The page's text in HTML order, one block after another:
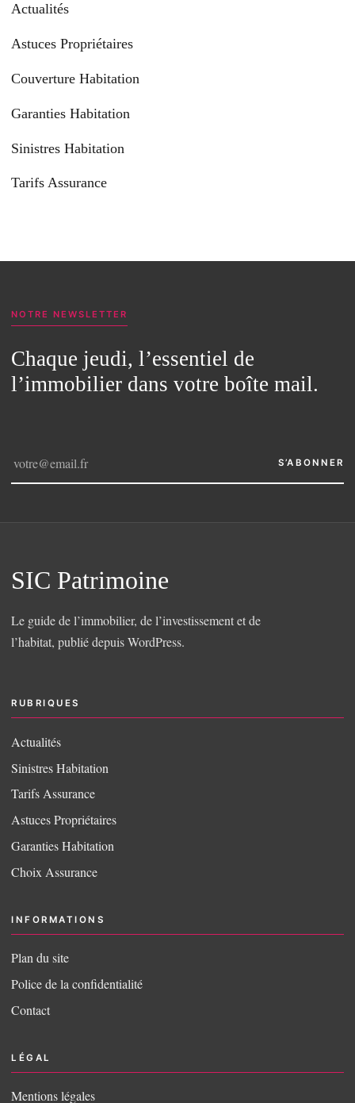
Actualités
Astuces Propriétaires
Couverture Habitation
Garanties Habitation
Sinistres Habitation
Tarifs Assurance
NOTRE NEWSLETTER
Chaque jeudi, l’essentiel de
l’immobilier dans votre boîte mail.
S’ABONNER
SIC Patrimoine
Le guide de l’immobilier, de l’investissement et de
l’habitat, publié depuis WordPress.
RUBRIQUES
Actualités
Sinistres Habitation
Tarifs Assurance
Astuces Propriétaires
Garanties Habitation
Choix Assurance
INFORMATIONS
Plan du site
Police de la confidentialité
Contact
LÉGAL
Mentions légales